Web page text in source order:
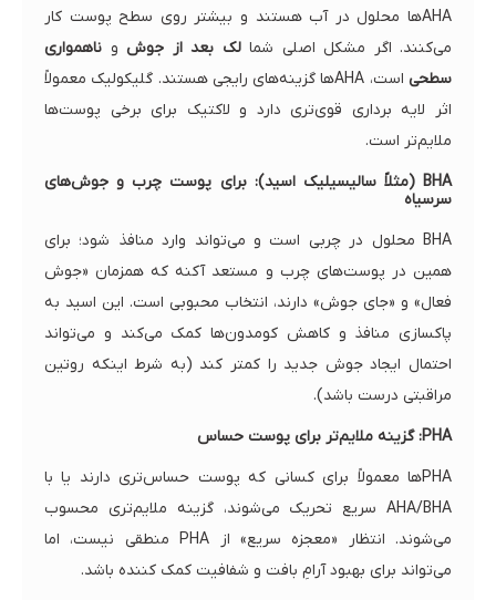
AHAها محلول در آب هستند و بیشتر روی سطح پوست کار
می‌کنند. اگر مشکل اصلی شمالک بعد از جوش و ناهمواری
سطحی
است، AHAها گزینه‌های رایجی هستند. گلیکولیک معمولاً
اثر لایه برداری قوی‌تری دارد و لاکتیک برای برخی پوست‌ها
ملایم‌تر است.
BHA (مثلاً سالیسیلیک اسید): برای پوست چرب و جوش‌های
سرسیاه
BHA محلول در چربی است و می‌تواند وارد منافذ شود؛ برای
همین در پوست‌های چرب و مستعد آکنه که همزمان «جوش
فعال» و «جای جوش» دارند، انتخاب محبوبی است. این اسید به
پاکسازی منافذ و کاهش کومدون‌ها کمک می‌کند و می‌تواند
احتمال ایجاد جوش جدید را کمتر کند (به شرط اینکه روتین
مراقبتی درست باشد).
PHA: گزینه ملایم‌تر برای پوست حساس
PHAها معمولاً برای کسانی که پوست حساس‌تری دارند یا با
AHA/BHA سریع تحریک می‌شوند، گزینه ملایم‌تری محسوب
می‌شوند. انتظار «معجزه سریع» از PHA منطقی نیست، اما
می‌تواند برای بهبود آرامِ بافت و شفافیت کمک کننده باشد.